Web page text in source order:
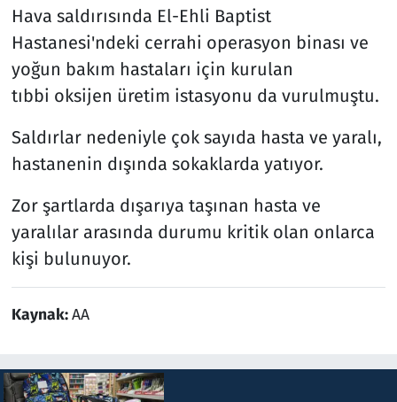
Hava saldırısında El-Ehli Baptist
Hastanesi'ndeki cerrahi operasyon binası ve
yoğun bakım hastaları için kurulan
tıbbi oksijen üretim istasyonu da vurulmuştu.
Saldırlar nedeniyle çok sayıda hasta ve yaralı,
hastanenin dışında sokaklarda yatıyor.
Zor şartlarda dışarıya taşınan hasta ve
yaralılar arasında durumu kritik olan onlarca
kişi bulunuyor.
Kaynak:AA